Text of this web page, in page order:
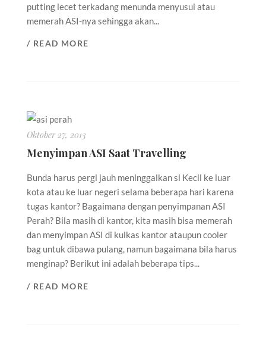
putting lecet terkadang menunda menyusui atau
memerah ASI-nya sehingga akan...
/ READ MORE
Oktober 27, 2013
Menyimpan ASI Saat Travelling
Bunda harus pergi jauh meninggalkan si Kecil ke luar
kota atau ke luar negeri selama beberapa hari karena
tugas kantor? Bagaimana dengan penyimpanan ASI
Perah? Bila masih di kantor, kita masih bisa memerah
dan menyimpan ASI di kulkas kantor ataupun cooler
bag untuk dibawa pulang, namun bagaimana bila harus
menginap? Berikut ini adalah beberapa tips...
/ READ MORE